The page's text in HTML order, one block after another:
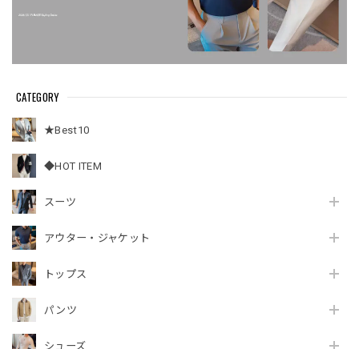
CATEGORY
★Best10
◆HOT ITEM
スーツ
アウター・ジャケット
トップス
パンツ
シューズ